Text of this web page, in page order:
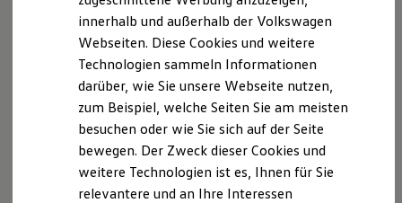
Reichweite der ID. Modelle
Reichweite im Winter
Rekuperation
Laden
Laden unterwegs
Laden Zuhause
Ladestationen finden
Ladezeitensimulator
Sicherheit
Garantie und Lebensdauer
Nachhaltigkeit
Disclaimer von Volkswagen AG
Die in dieser Darstellung gezeigten Fahrzeuge und
Ausstattungen können in einzelnen Details vom aktuellen
deutschen Lieferprogramm abweichen. Abgebildet sind
teilweise Sonderausstattungen der Fahrzeuge gegen
Bitte beachten Sie auch unseren Konfigurator für eine
Übersicht der aktuell verfügbaren Modelle und Ausstattungen.
Die angegebenen Verbrauchs- und Emissionswerte beziehen
innerhalb und außerhalb der Volkswagen
Webseiten. Diese Cookies und weitere
Technologien sammeln Informationen
darüber, wie Sie unsere Webseite nutzen,
zum Beispiel, welche Seiten Sie am meisten
besuchen oder wie Sie sich auf der Seite
bewegen. Der Zweck dieser Cookies und
weitere Technologien ist es, Ihnen für Sie
relevantere und an Ihre Interessen